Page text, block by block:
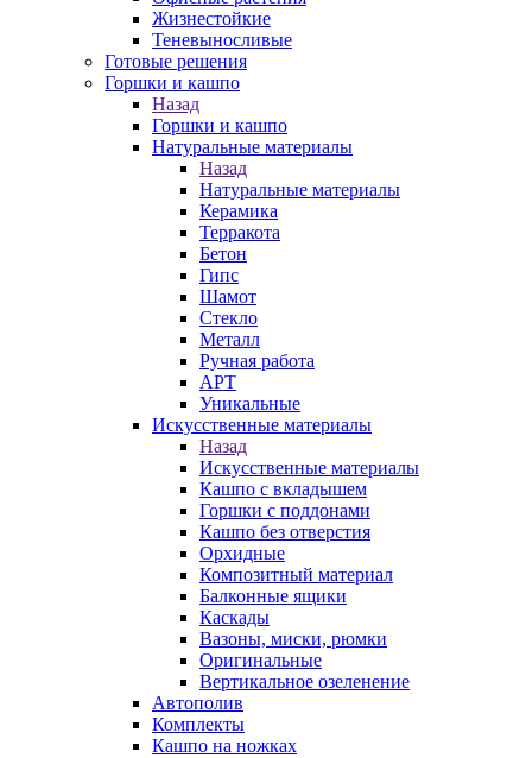
Жизнестойкие
Теневыносливые
Готовые решения
Горшки и кашпо
Назад
Горшки и кашпо
Натуральные материалы
Назад
Натуральные материалы
Керамика
Терракота
Бетон
Гипс
Шамот
Стекло
Металл
Ручная работа
АРТ
Уникальные
Искусственные материалы
Назад
Искусственные материалы
Кашпо с вкладышем
Горшки с поддонами
Кашпо без отверстия
Орхидные
Композитный материал
Балконные ящики
Каскады
Вазоны, миски, рюмки
Оригинальные
Вертикальное озеленение
Автополив
Комплекты
Кашпо на ножках